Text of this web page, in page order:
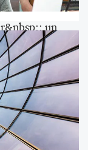
un
de la
France et
aux